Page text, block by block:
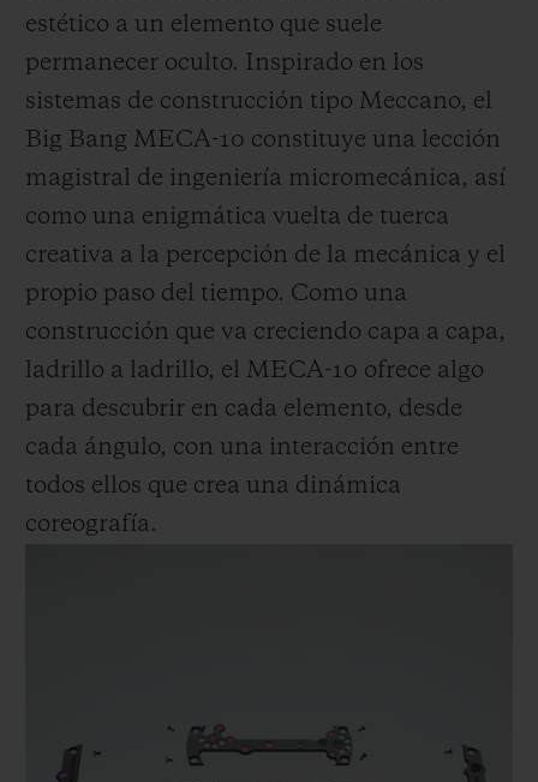
estético a un elemento que suele
permanecer oculto. Inspirado en los
sistemas de construcción tipo Meccano, el
Big Bang MECA-10 constituye una lección
magistral de ingeniería micromecánica, así
como una enigmática vuelta de tuerca
creativa a la percepción de la mecánica y el
propio paso del tiempo. Como una
construcción que va creciendo capa a capa,
ladrillo a ladrillo, el MECA-10 ofrece algo
para descubrir en cada elemento, desde
cada ángulo, con una interacción entre
todos ellos que crea una dinámica
coreografía.